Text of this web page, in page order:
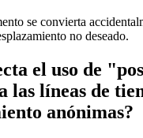
se convierta
no deseado.
el uso de
las líneas de
anónimas?